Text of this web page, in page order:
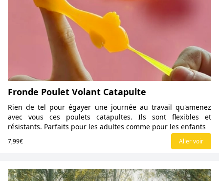
Fronde Poulet Volant Catapulte
Rien de tel pour égayer une journée au travail qu'amenez
avec vous ces poulets catapultes. Ils sont flexibles et
résistants. Parfaits pour les adultes comme pour les enfants
7,99€ Aller voir